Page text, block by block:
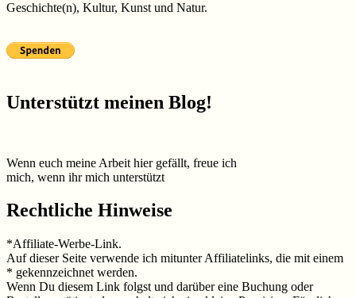
Geschichte(n), Kultur, Kunst und Natur.
Unterstützt meinen Blog!
Wenn euch meine Arbeit hier gefällt, freue ich
mich, wenn ihr mich unterstützt
Rechtliche Hinweise
*Affiliate-Werbe-Link.
Auf dieser Seite verwende ich mitunter Affiliatelinks, die mit einem
* gekennzeichnet werden.
Wenn Du diesem Link folgst und darüber eine Buchung oder